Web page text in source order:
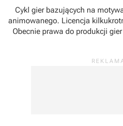
Cykl gier bazujących na
animowanego. Licencja
Obecnie prawa do produkcji